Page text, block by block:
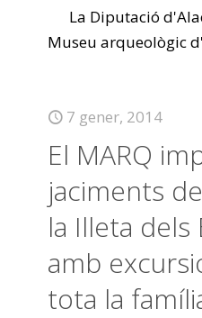
La Diputació
Museu arqueològic
7 gener, 2014
El MARQ
jaciments
la Illeta dels
amb
tota la